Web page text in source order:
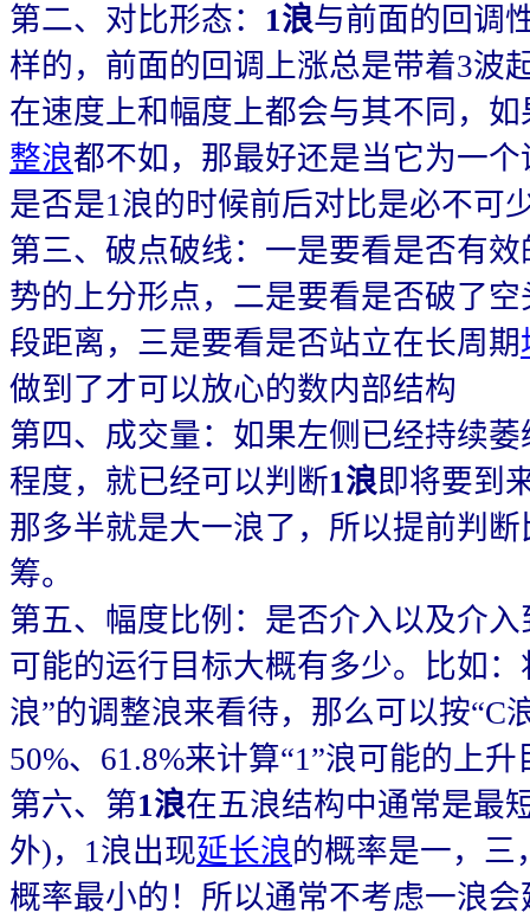
第二、对比形态： 1浪与前面的回调
样的，前面的回调上涨总是带着3波
在速度上和幅度上都会与其不同，
整浪都不如，那最好还是当它为一
是否是1浪的时候前后对比是必不可
第三、破点破线：一是要看是否有
势的上分形点，二是要看是否破了
段距离，三是要看是否站立在长周期
做到了才可以放心的数内部结构
第四、成交量：如果左侧已经持续萎
程度，就已经可以判断1浪即将要到
那多半就是大一浪了，所以提前判
筹。
第五、幅度比例：是否介入以及介
可能的运行目标大概有多少。比如：
浪”的调整浪来看待，那么可以按“C
50%、61.8%来计算“1”浪可能的上升
第六、第1浪在五浪结构中通常是最
外)，1浪出现延长浪的概率是一，三
概率最小的！所以通常不考虑一浪